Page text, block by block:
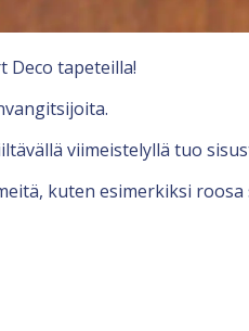
Deco tapeteilla!
viimeistelyllä tuo
kuten esimerkiksi roosa